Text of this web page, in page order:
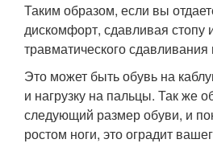
Таким образом, если вы
дискомфорт, сдавливая стопу
травматического сдавливания
Это может быть обувь на
и нагрузку на пальцы. Так же
следующий размер обуви, и
ростом ноги, это оградит